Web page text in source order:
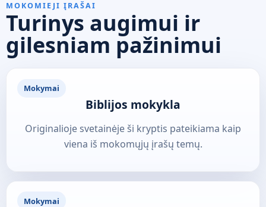
MOKOMIEJI ĮRAŠAI
Turinys augimui ir
gilesniam pažinimui
Mokymai
Biblijos mokykla
Originalioje svetainėje ši kryptis pateikiama kaip
viena iš mokomųjų įrašų temų.
Mokymai